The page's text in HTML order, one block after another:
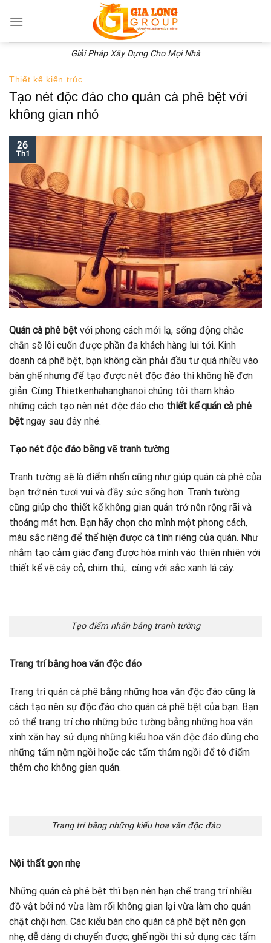
Giải Pháp Xây Dựng Cho Mọi Nhà
Thiết kế kiến trúc
Tạo nét độc đáo cho quán cà phê bệt với
không gian nhỏ
26
Th1
Quán cà phê bệt với phong cách mới lạ, sống động chắc
chắn sẽ lôi cuốn được phần đa khách hàng lui tới. Kinh
doanh cà phê bệt, bạn không cần phải đầu tư quá nhiều vào
bàn ghế nhưng để tạo được nét độc đáo thì không hề đơn
giản. Cùng Thietkenhahanghanoi chúng tôi tham khảo
những cách tạo nên nét độc đáo cho thiết kế quán cà phê
bệt ngay sau đây nhé.
Tạo nét độc đáo bằng vẽ tranh tường
Tranh tường sẽ là điểm nhấn cũng như giúp quán cà phê của
bạn trở nên tươi vui và đầy sức sống hơn. Tranh tường
cũng giúp cho thiết kế không gian quán trở nên rộng rãi và
thoáng mát hơn. Bạn hãy chọn cho mình một phong cách,
màu sắc riêng để thể hiện được cá tính riêng của quán. Như
nhằm tạo cảm giác đang được hòa mình vào thiên nhiên với
thiết kế vẽ cây cỏ, chim thú,…cùng với sắc xanh lá cây.
Tạo điểm nhấn bằng tranh tường
Trang trí bằng hoa văn độc đáo
Trang trí quán cà phê bằng những hoa văn độc đáo cũng là
cách tạo nên sự độc đáo cho quán cà phê bệt của bạn. Bạn
có thể trang trí cho những bức tường bằng những hoa văn
xinh xắn hay sử dụng những kiểu hoa văn độc đáo dùng cho
những tấm nệm ngồi hoặc các tấm thảm ngồi để tô điểm
thêm cho không gian quán.
Trang trí bằng những kiểu hoa văn độc đáo
Nội thất gọn nhẹ
Những quán cà phê bệt thì bạn nên hạn chế trang trí nhiều
đồ vật bởi nó vừa làm rối không gian lại vừa làm cho quán
chật chội hơn. Các kiểu bàn cho quán cà phê bệt nên gọn
nhẹ, dễ dàng di chuyển được; ghế ngồi thì sử dụng các tấm